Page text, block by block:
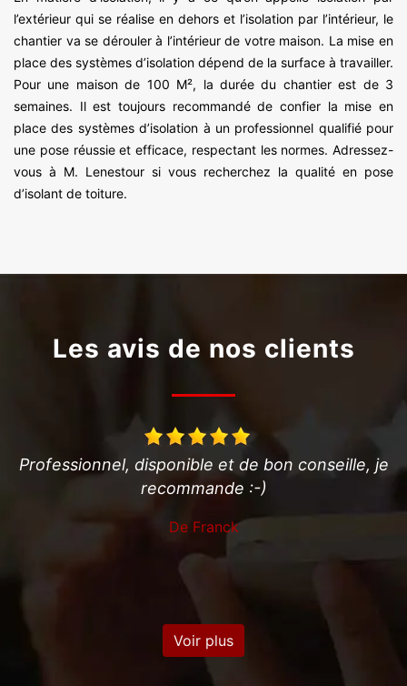
l’extérieur qui se réalise en dehors et l’isolation par l’intérieur, le
chantier va se dérouler à l’intérieur de votre maison. La mise en
place des systèmes d’isolation dépend de la surface à travailler.
Pour une maison de 100 M², la durée du chantier est de 3
semaines. Il est toujours recommandé de confier la mise en
place des systèmes d’isolation à un professionnel qualifié pour
une pose réussie et efficace, respectant les normes. Adressez-
vous à M. Lenestour si vous recherchez la qualité en pose
d’isolant de toiture.
Les avis de nos clients
Professionnel très efficace et disponible. Je
conseille!
De Jerome
Voir plus